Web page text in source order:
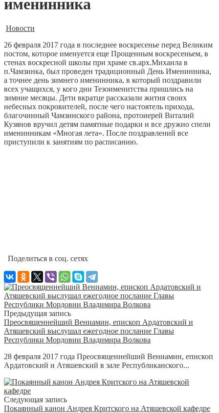
именинника
Новости
26 февраля 2017 года в последнее воскресенье перед Великим
постом, которое именуется еще Прощенным воскресеньем, в
стенах воскресной школы при храме св.арх.Михаила в
п.Чамзинка, был проведен традиционный День Именинника,
а точнее день зимнего именинника, в который поздравили
всех учащихся, у кого дни Тезоименитства пришлись на
зимние месяцы. Дети вкратце рассказали жития своих
небесных покровителей, после чего настоятель прихода,
благочинный Чамзинского района, протоиерей Виталий
Кузянов вручил детям памятные подарки и все дружно спели
именинникам «Многая лета». После поздравлений все
приступили к занятиям по расписанию.
Поделиться в соц. сетях
Предыдущая запись
Преосвященнейший Вениамин, епископ Ардатовский и
Атяшевский выслушал ежегодное послание Главы
Республики Мордовии Владимира Волкова
28 февраля 2017 года Преосвященнейший Вениамин, епископ
Ардатовский и Атяшевский в зале Республиканского...
Следующая запись
Покаянный канон Андрея Критского на Атяшевской кафедре